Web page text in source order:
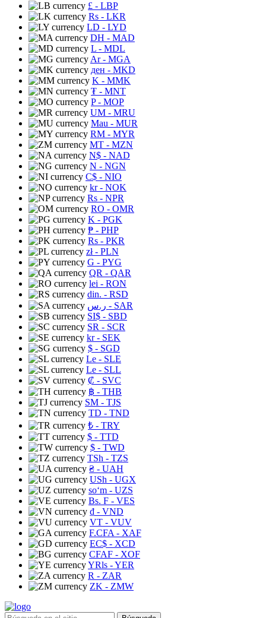
£ - LBP
Rs - LKR
LD - LYD
DH - MAD
L - MDL
Ar- MGA
ден - MKD
K - MMK
₮ - MNT
P- MOP
UM - MRU
Mau - MUR
RM - MYR
MT - MZN
N$ - NAD
N - NGN
C$ - NIO
kr- NOK
Rs - NPR
RO - OMR
K - PGK
₱ - PHP
Rs - PKR
zł- PLN
G - PYG
QR - QAR
lei - RON
din. - RSD
ر.س - SAR
SI$ - SBD
SR - SCR
kr- SEK
$ - SGD
Le - SLE
Le - SLL
₡ - SVC
฿ - THB
ЅМ - TJS
TD - TND
₺ - TRY
$ - TTD
$ - TWD
TSh - TZS
₴ - UAH
USh - UGX
soʻm - UZS
Bs. F - VES
₫ - VND
VT - VUV
F.CFA - XAF
EC$ - XCD
CFAF - XOF
YRls - YER
R - ZAR
ZK - ZMW